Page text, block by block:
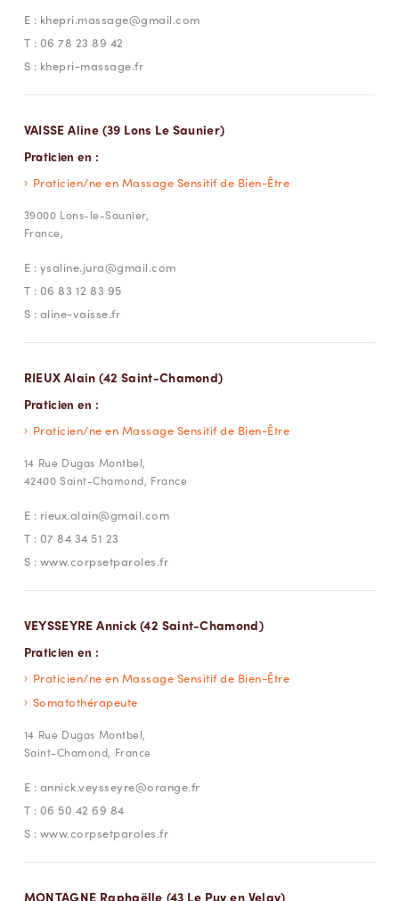
E : khepri.massage@gmail.com
T : 06 78 23 89 42
S : khepri-massage.fr
VAISSE Aline (39 Lons Le Saunier)
Praticien en :
Praticien/ne en Massage Sensitif de Bien-Être
39000 Lons-le-Saunier,
France,
E : ysaline.jura@gmail.com
T : 06 83 12 83 95
S : aline-vaisse.fr
RIEUX Alain (42 Saint-Chamond)
Praticien en :
Praticien/ne en Massage Sensitif de Bien-Être
14 Rue Dugas Montbel,
42400 Saint-Chamond, France
E : rieux.alain@gmail.com
T : 07 84 34 51 23
S : www.corpsetparoles.fr
VEYSSEYRE Annick (42 Saint-Chamond)
Praticien en :
Praticien/ne en Massage Sensitif de Bien-Être
Somatothérapeute
14 Rue Dugas Montbel,
Saint-Chamond, France
E : annick.veysseyre@orange.fr
T : 06 50 42 69 84
S : www.corpsetparoles.fr
MONTAGNE Raphaëlle (43 Le Puy en Velay)